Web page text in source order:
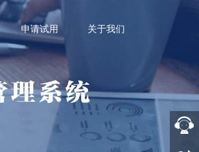
申请试用 关于我们